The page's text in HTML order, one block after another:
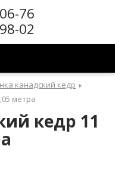
76
02
канадский кедр
метра
кедр 11